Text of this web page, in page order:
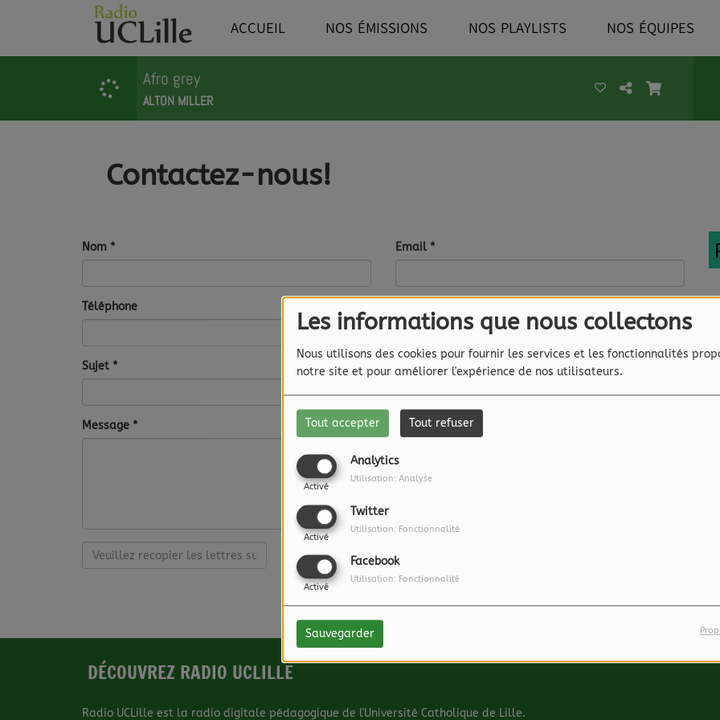
Les informations que nous collectons
Nous utilisons des cookies pour fournir les services et les fonctionnalités
notre site et pour améliorer l'expérience de nos utilisateurs.
Tout accepter Tout refuser
Analytics
Activé
Utilisation: Analyse
Twitter
Activé
Utilisation: Fonctionnalité
Facebook
Activé
Utilisation: Fonctionnalité
Sauvegarder
ACCUEIL NOS ÉMISSIONS NOS PLAYLISTS NOS ÉQUIPES
Afro grey
ALTON MILLER
Contactez-nous!
Nom * Email *
Téléphone
Sujet *
Message *
DÉCOUVREZ RADIO UCLILLE
Radio UCLille est la radio digitale pédagogique de l'Université Catholique de Lille.